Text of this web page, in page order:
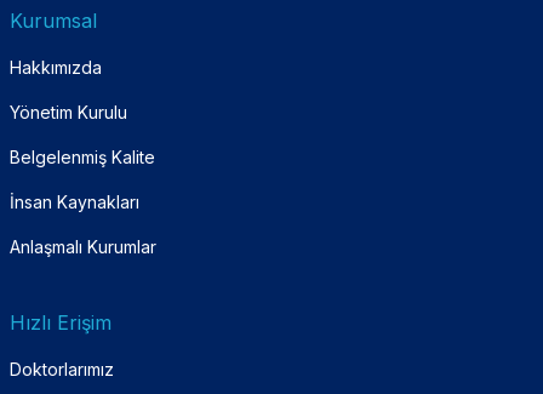
Kurumsal
Hakkımızda
Yönetim Kurulu
Belgelenmiş Kalite
İnsan Kaynakları
Anlaşmalı Kurumlar
Hızlı Erişim
Doktorlarımız